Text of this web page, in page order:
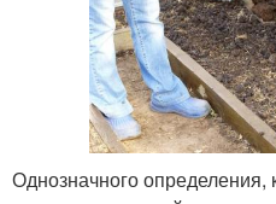
Однозначного определения,